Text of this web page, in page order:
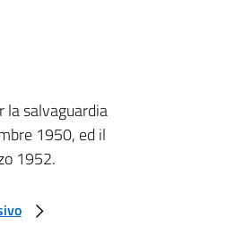
la salvaguardia
1950, ed il
1952.